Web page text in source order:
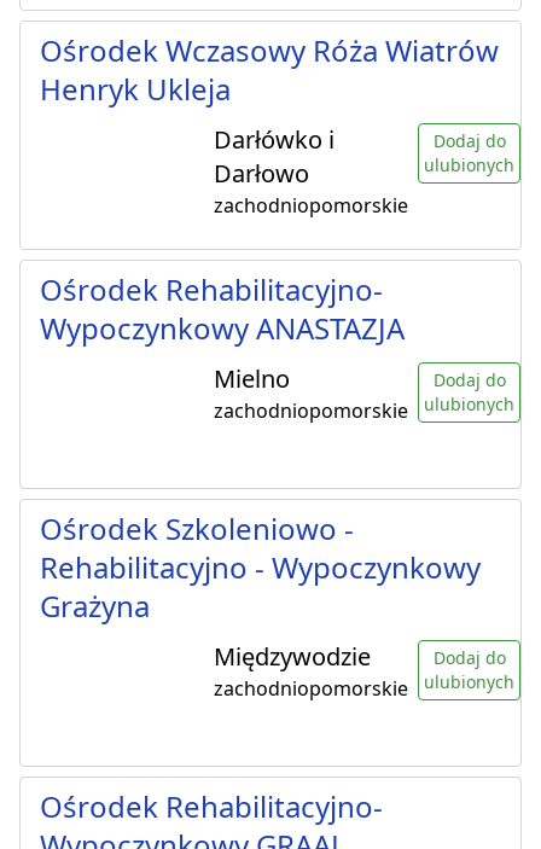
Ośrodek Wczasowy Róża Wiatrów
Henryk Ukleja
Darłówko i
Darłowo
zachodniopomorskie
Dodaj do
ulubionych
Ośrodek Rehabilitacyjno-
Wypoczynkowy ANASTAZJA
Mielno
zachodniopomorskie
Dodaj do
ulubionych
Ośrodek Szkoleniowo -
Rehabilitacyjno - Wypoczynkowy
Grażyna
Międzywodzie
zachodniopomorskie
Dodaj do
ulubionych
Ośrodek Rehabilitacyjno-